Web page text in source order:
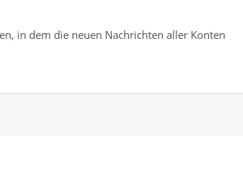
in dem die neuen Nachrichten aller Konten